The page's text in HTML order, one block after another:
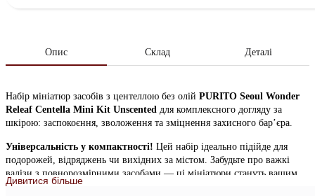
Опис Склад Деталі
Набір мініатюр засобів з центеллою без олій PURITO Seoul Wonder
Releaf Centella Mini Kit Unscented для комплексного догляду за
шкірою: заспокоєння, зволоження та зміцнення захисного бар’єра.
Універсальність у компактності! Цей набір ідеально підійде для
подорожей, відряджень чи вихідних за містом. Забудьте про важкі
валізи з повнорозмірними засобами — ці мініатюри стануть вашим
незамінним супутником.
Дивитися більше